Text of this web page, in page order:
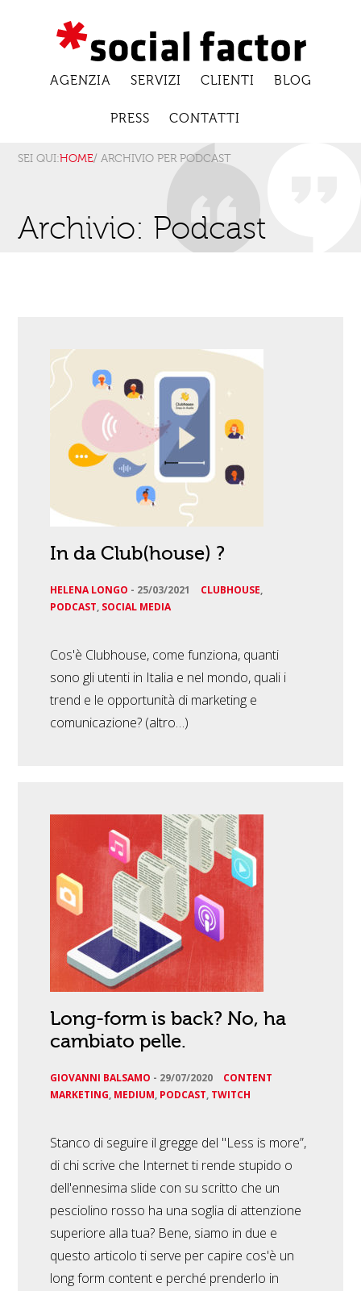
AGENZIA SERVIZI CLIENTI BLOG
PRESS CONTATTI
SEI QUI:HOME/ ARCHIVIO PER PODCAST
Archivio: Podcast
In da Club(house) ?
HELENA LONGO - 25/03/2021 CLUBHOUSE,
PODCAST, SOCIAL MEDIA
Cos'è Clubhouse, come funziona, quanti
sono gli utenti in Italia e nel mondo, quali i
trend e le opportunità di marketing e
comunicazione? (altro…)
Long-form is back? No, ha
cambiato pelle.
GIOVANNI BALSAMO - 29/07/2020
CONTENT
MARKETING, MEDIUM, PODCAST, TWITCH
Stanco di seguire il gregge del "Less is more”,
di chi scrive che Internet ti rende stupido o
dell'ennesima slide con su scritto che un
pesciolino rosso ha una soglia di attenzione
superiore alla tua? Bene, siamo in due e
questo articolo ti serve per capire cos'è un
long form content e perché prenderlo in